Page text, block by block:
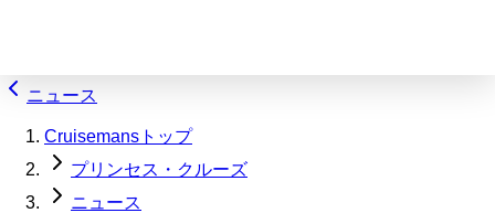
ニュース
Cruisemansトップ
プリンセス・クルーズ
ニュース